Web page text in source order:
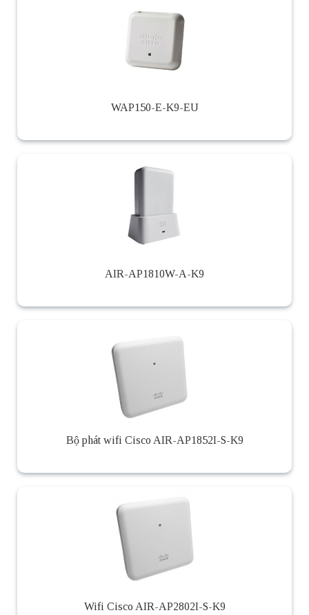
WAP150-E-K9-EU
AIR-AP1810W-A-K9
Bộ phát wifi Cisco AIR-AP1852I-S-K9
Wifi Cisco AIR-AP2802I-S-K9